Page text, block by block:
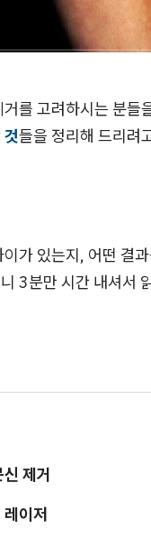
를 고려하시는 분들
들을 정리해 드리려
가 있는지, 어떤 결
3분만 시간 내셔서
제거
이저